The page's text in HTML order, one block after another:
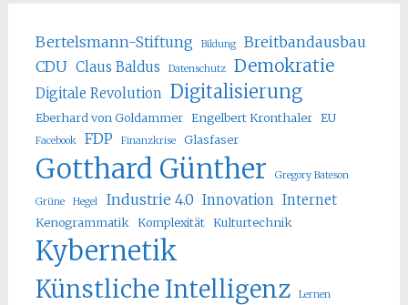
Bertelsmann-Stiftung Bildung
Breitbandausbau
CDU Claus Baldus Datenschutz Demokratie
Digitale Revolution Digitalisierung
Eberhard von Goldammer Engelbert Kronthaler EU
Facebook FDP Finanzkrise Glasfaser
Gotthard Günther Gregory Bateson
Grüne Hegel Industrie 4.0 Innovation Internet
Kenogrammatik Komplexität Kulturtechnik
Kybernetik
Künstliche Intelligenz Lernen